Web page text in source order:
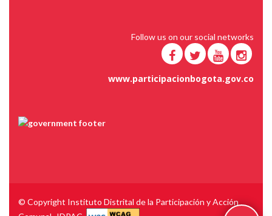
Follow us on our social networks
www.participacionbogota.gov.co
© Copyright Instituto Distrital de la Participación y Acción